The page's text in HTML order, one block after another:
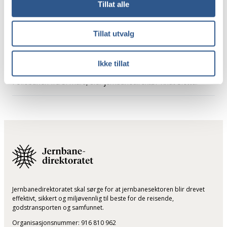
Tillat alle
Tillat utvalg
Ikke tillat
Follobanen fra 5. mars, sier jernbanedirektør Knut Sletta.
Jernbanedirektoratet skal sørge for at jernbanesektoren blir drevet
effektivt, sikkert og miljøvennlig til beste for de reisende,
godstransporten og samfunnet.
Organisasjonsnummer: 916 810 962